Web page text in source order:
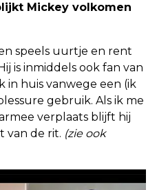
Mickey volkomen
speels uurtje en rent
is inmiddels ook fan van
in huis vanwege een (ik
gebruik. Als ik me
verplaats blijft hij
van de rit. (zie ook